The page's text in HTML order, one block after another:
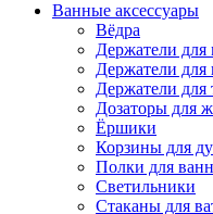
Ванные аксессуары
Вёдра
Держатели для
Держатели для
Держатели для
Дозаторы для
Ёршики
Корзины для
Полки для
Светильники
Стаканы для